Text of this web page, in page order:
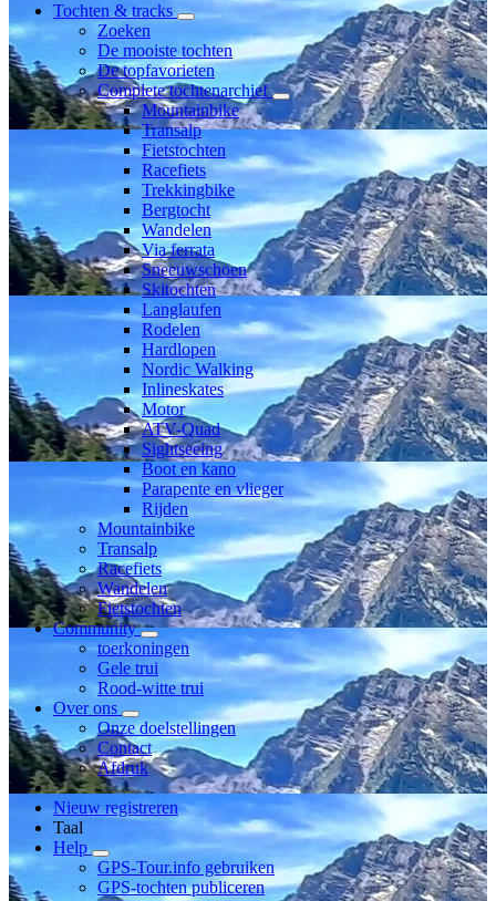
Tochten & tracks
Zoeken
De mooiste tochten
De topfavorieten
Complete tochtenarchief
Mountainbike
Transalp
Fietstochten
Racefiets
Trekkingbike
Bergtocht
Wandelen
Via ferrata
Sneeuwschoen
Skitochten
Langlaufen
Rodelen
Hardlopen
Nordic Walking
Inlineskates
Motor
ATV-Quad
Sightseeing
Boot en kano
Parapente en vlieger
Rijden
Mountainbike
Transalp
Racefiets
Wandelen
Fietstochten
Community
toerkoningen
Gele trui
Rood-witte trui
Over ons
Onze doelstellingen
Contact
Afdruk
Nieuw registreren
Taal
Help
GPS-Tour.info gebruiken
GPS-tochten publiceren